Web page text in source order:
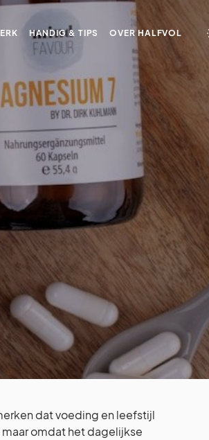
HANDIG & TIPS OVER HALFVOL
dat voeding en leefstijl
omdat het dagelijkse